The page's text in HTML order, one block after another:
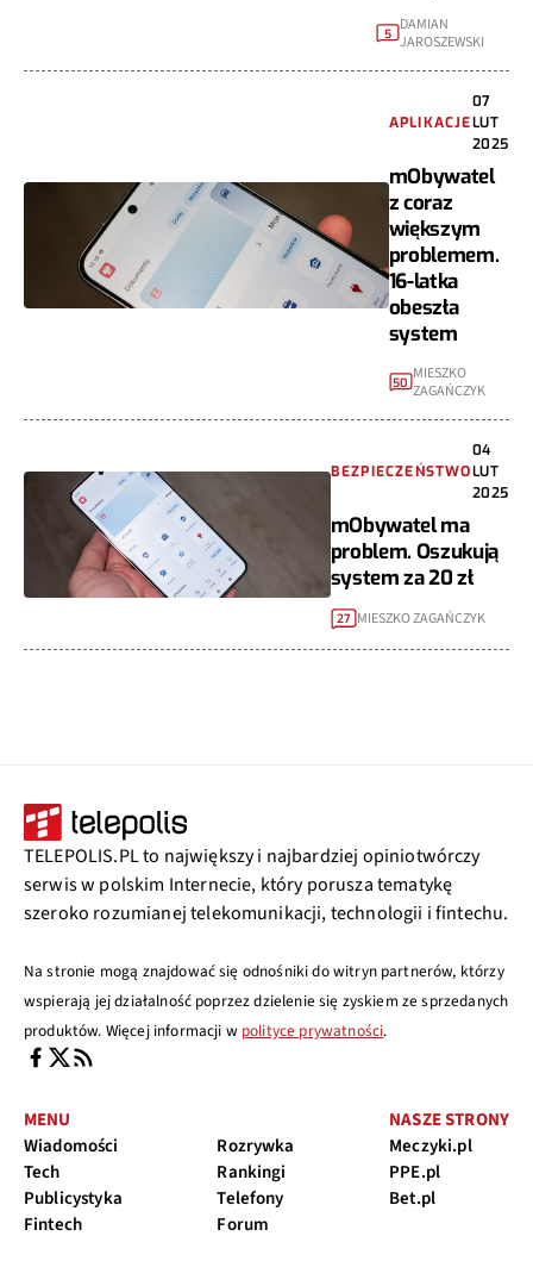
5 DAMIAN
JAROSZEWSKI
APLIKACJE
07
LUT
2025
mObywatel
z coraz
większym
problemem.
16-latka
obeszła
system
50 MIESZKO
ZAGAŃCZYK
BEZPIECZEŃSTWO
04
LUT
2025
mObywatel ma
problem. Oszukują
system za 20 zł
27 MIESZKO ZAGAŃCZYK
TELEPOLIS.PL to największy i najbardziej opiniotwórczy
serwis w polskim Internecie, który porusza tematykę
szeroko rozumianej telekomunikacji, technologii i fintechu.
Na stronie mogą znajdować się odnośniki do witryn partnerów, którzy
wspierają jej działalność poprzez dzielenie się zyskiem ze sprzedanych
produktów. Więcej informacji w polityce prywatności.
MENU
Wiadomości
Tech
Publicystyka
Fintech
Rozrywka
Rankingi
Telefony
Forum
NASZE STRONY
Meczyki.pl
PPE.pl
Bet.pl